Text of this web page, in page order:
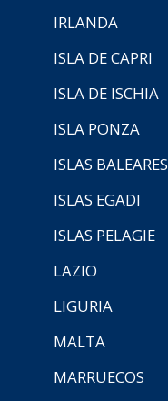
IRLANDA
ISLA DE CAPRI
ISLA DE ISCHIA
ISLA PONZA
ISLAS BALEARES
ISLAS EGADI
ISLAS PELAGIE
LAZIO
LIGURIA
MALTA
MARRUECOS